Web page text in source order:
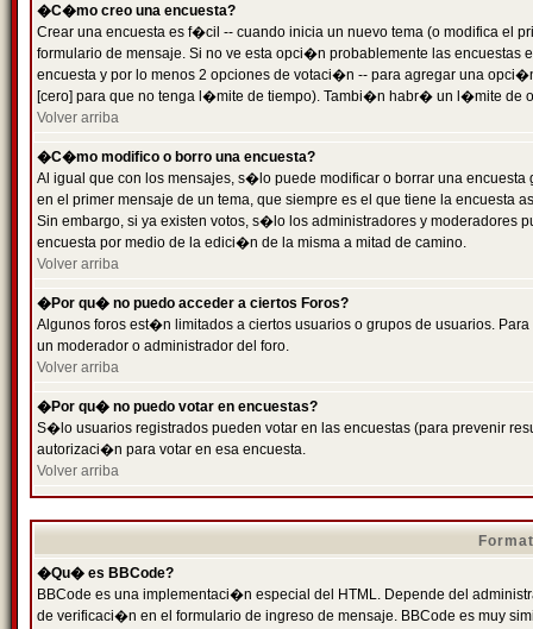
�C�mo creo una encuesta?
Crear una encuesta es f�cil -- cuando inicia un nuevo tema (o modifica el
formulario de mensaje. Si no ve esta opci�n probablemente las
encuesta y por lo menos 2 opciones de votaci�n -- para agregar una
[cero] para que no tenga l�mite de tiempo). Tambi�n habr� un l�mite de
Volver arriba
�C�mo modifico o borro una encuesta?
Al igual que con los mensajes, s�lo puede modificar o borrar una
en el primer mensaje de un tema, que siempre es el que tiene la encuesta
Sin embargo, si ya existen votos, s�lo los administradores y moderadores
encuesta por medio de la edici�n de la misma a mitad de camino.
Volver arriba
�Por qu� no puedo acceder a ciertos Foros?
Algunos foros est�n limitados a ciertos usuarios o grupos de usuarios.
un moderador o administrador del foro.
Volver arriba
�Por qu� no puedo votar en encuestas?
S�lo usuarios registrados pueden votar en las encuestas (para prevenir
autorizaci�n para votar en esa encuesta.
Volver arriba
�Qu� es BBCode?
BBCode es una implementaci�n especial del HTML. Depende del
de verificaci�n en el formulario de ingreso de mensaje. BBCode es muy